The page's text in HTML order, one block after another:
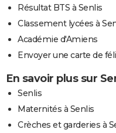
Résultat BTS à Senlis
Classement lycées à
Académie d'Amiens
Envoyer une carte de
En savoir plus sur
Senlis
Maternités à Senlis
Crèches et garderies à